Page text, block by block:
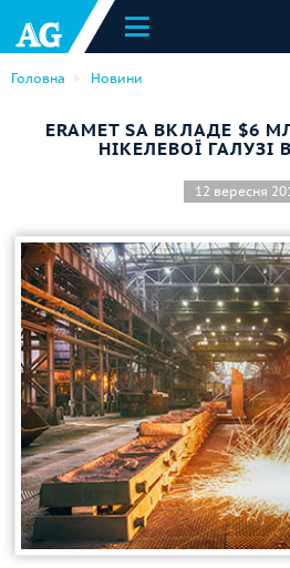
Головна Новини
ERAMET SA ВКЛАДЕ $6
НІКЕЛЕВОЇ ГАЛУЗІ
12 вересня